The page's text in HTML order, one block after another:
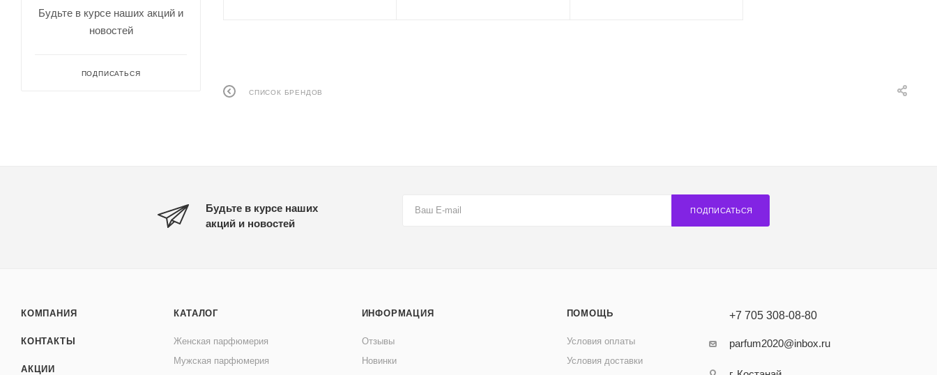
СПИСОК БРЕНДОВ
Будьте в курсе наших акций и
новостей
ПОДПИСАТЬСЯ
Будьте в курсе наших
акций и новостей
ПОДПИСАТЬСЯ
КОМПАНИЯ
КОНТАКТЫ
АКЦИИ
КАТАЛОГ
Женская парфюмерия
Мужская парфюмерия
ИНФОРМАЦИЯ
Отзывы
Новинки
ПОМОЩЬ
Условия оплаты
Условия доставки
+7 705 308-08-80
parfum2020@inbox.ru